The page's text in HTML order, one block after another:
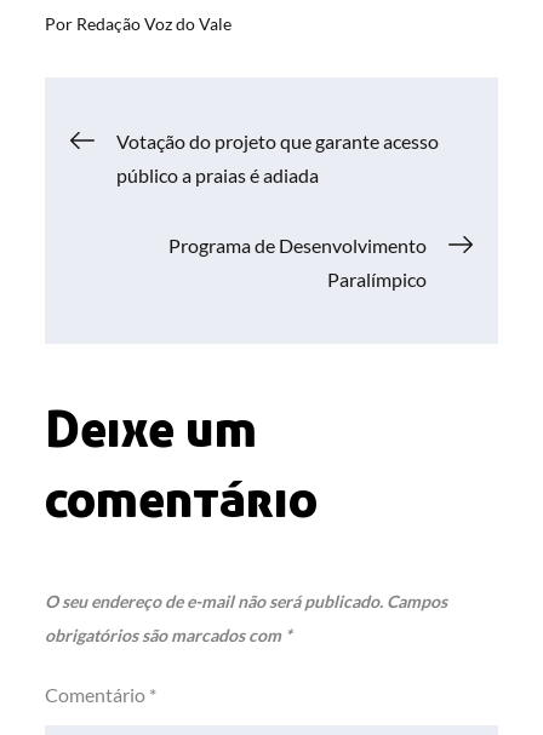
Por Redação Voz do Vale
Navegação
Votação do projeto que garante acesso
público a praias é adiada
Programa de Desenvolvimento
Paralímpico
Deixe um
comentário
O seu endereço de e-mail não será publicado. Campos
obrigatórios são marcados com *
Comentário *